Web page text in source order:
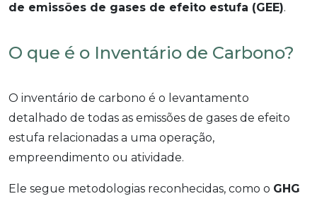
de emissões de gases de efeito estufa (GEE).
O que é o Inventário de Carbono?
O inventário de carbono é o levantamento
detalhado de todas as emissões de gases de efeito
estufa relacionadas a uma operação,
empreendimento ou atividade.
Ele segue metodologias reconhecidas, como o GHG